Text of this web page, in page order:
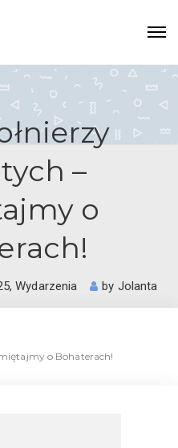
–
o
,Wydarzenia by Jolanta
o Bohaterach!